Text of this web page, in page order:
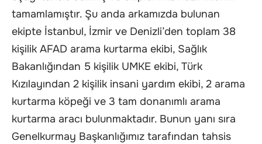
tamamlamıştır. Şu anda arkamızda bulunan
ekipte İstanbul, İzmir ve Denizli’den toplam 38
kişilik AFAD arama kurtarma ekibi, Sağlık
Bakanlığından 5 kişilik UMKE ekibi, Türk
Kızılayından 2 kişilik insani yardım ekibi, 2 arama
kurtarma köpeği ve 3 tam donanımlı arama
kurtarma aracı bulunmaktadır. Bunun yanı sıra
Genelkurmay Başkanlığımız tarafından tahsis